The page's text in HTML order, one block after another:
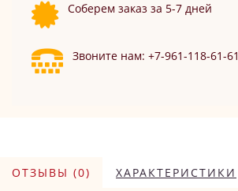
Соберем заказ за 5-7 дней
Звоните нам: +7-961-118-61-61
ОТЗЫВЫ (0) ХАРАКТЕРИСТИКИ